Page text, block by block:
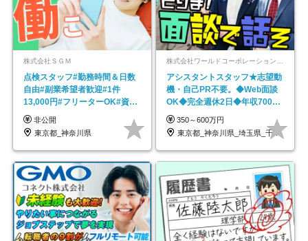
株式会社ＳＧＭ
点検スタッフ#勤務時間＆日数
自由#副業希望者歓迎#1件
13,000円#フリーターOK#資格
スキル不要
非公開
東京都_神奈川県
アシスタントスタッフ★志望動
機・自己PR不要。◆Web面談
OK◆完全週休2日◆年収700万
円可/p13
350～600万円
東京都_神奈川県_埼玉県_千葉県_大阪府…